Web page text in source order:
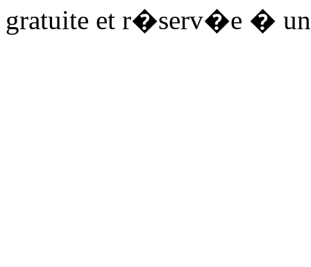
gratuite et r�serv�e � un